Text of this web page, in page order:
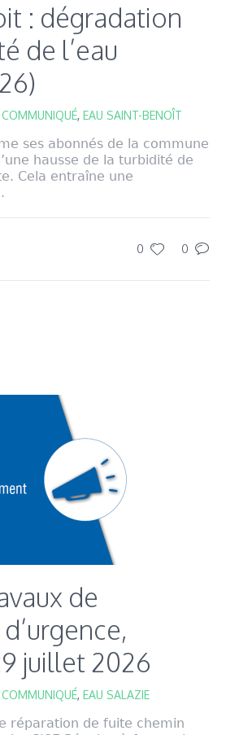
: dégradation
de l’eau
COMMUNIQUÉ, EAU SAINT-BENOÎT
ses abonnés de la commune
hausse de la turbidité de
Cela entraîne une
0 0
de
juillet 2026
COMMUNIQUÉ, EAU SALAZIE
réparation de fuite chemin